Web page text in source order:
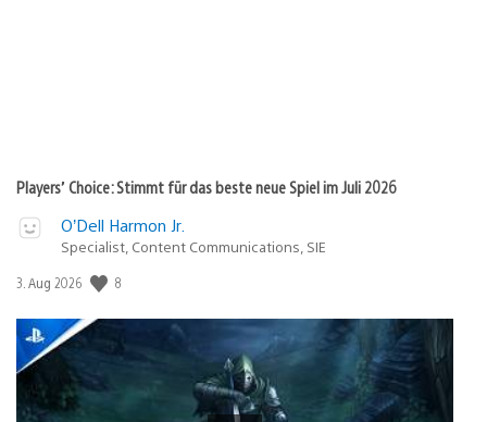
Players’ Choice: Stimmt für das beste neue Spiel im Juli 2026
O’Dell Harmon Jr.
Specialist, Content Communications, SIE
Veröffentlichungsdatum:
3. Aug 2026 8